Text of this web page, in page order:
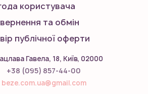
користувача
та обмін
публічної оферти
Гавела, 18, Київ, 02000
+38 (095) 857-44-00
beze.com.ua@gmail.com